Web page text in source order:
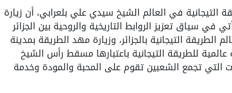
التيجانية في العالم الشيخ سيدي علي بلعرابي، أن زيارة
سياق تعزيز الروابط التاريخية والروحية بين الجزائر
التيجانية بالجزائر، وزيارة مهد الطريقة بمدينة
للطريقة التيجانية باعتبارها مسقط رأس الشيخ
التي تجمع الشعبين تقوم على المحبة والمودة وخدمة